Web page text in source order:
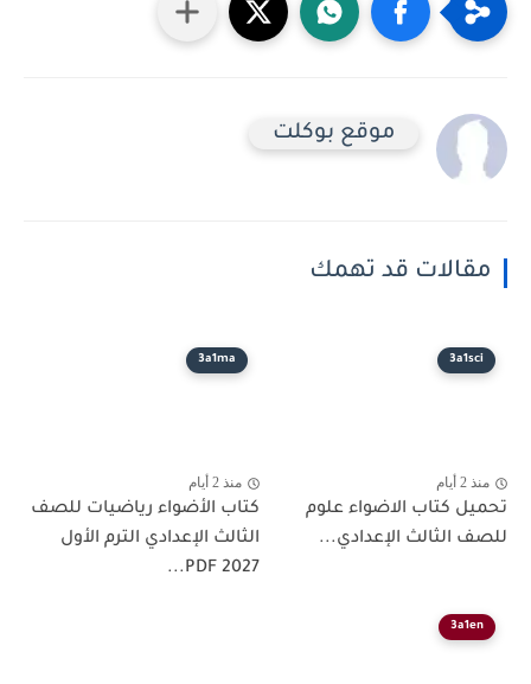
موقع بوكلت
مقالات قد تهمك
3a1sci
منذ 2 أيام
تحميل كتاب الاضواء علوم
للصف الثالث الإعدادي...
3a1ma
منذ 2 أيام
كتاب الأضواء رياضيات للصف
الثالث الإعدادي الترم الأول
2027 PDF...
3a1en